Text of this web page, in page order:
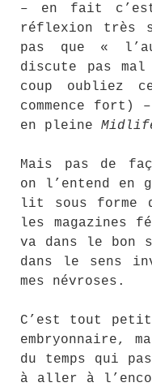
– en fait
réflexion très
pas que «
discute pas
coup oubliez
commence
en pleine
Mais pas de
on l’entend en
lit sous forme
les magazines
va dans le bon
dans le sens
mes névroses.
C’est tout
embryonnaire,
du temps qui
à aller à